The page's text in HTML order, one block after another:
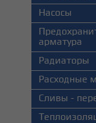
Насосы
арматура
Радиаторы
Расходные
Сливы -